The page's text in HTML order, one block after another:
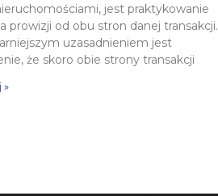
jest praktykowanie
prowizji od obu stron danej transakcji.
uzasadnieniem jest
że skoro obie strony transakcji
»